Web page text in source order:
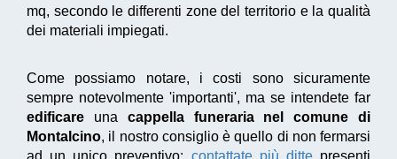
mq, secondo le differenti zone del territorio e la qualità
dei materiali impiegati.
Come possiamo notare, i costi sono sicuramente
sempre notevolmente 'importanti', ma se intendete far
edificare una cappella funeraria nel comune di
Montalcino, il nostro consiglio è quello di non fermarsi
ad un unico preventivo: contattate più dittepresenti